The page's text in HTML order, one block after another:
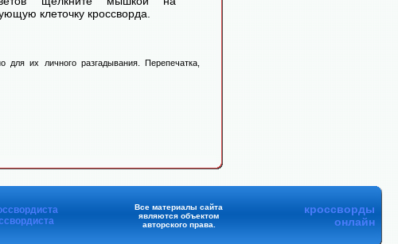
клеточку кроссворда.
для их личного разгадывания. Перепечатка,
Все материалы сайта
являются объектом
авторского права.
кроссворды
онлайн